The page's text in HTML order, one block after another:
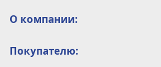
О компании:
Покупателю: